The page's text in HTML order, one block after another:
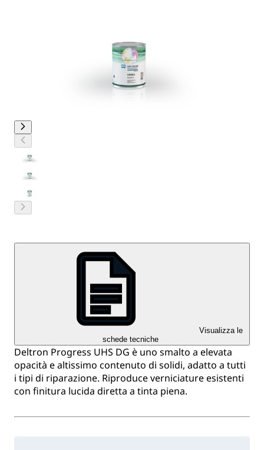
Visualizza le
schede tecniche
Deltron Progress UHS DG è uno smalto a elevata
opacità e altissimo contenuto di solidi, adatto a tutti
i tipi di riparazione. Riproduce verniciature esistenti
con finitura lucida diretta a tinta piena.